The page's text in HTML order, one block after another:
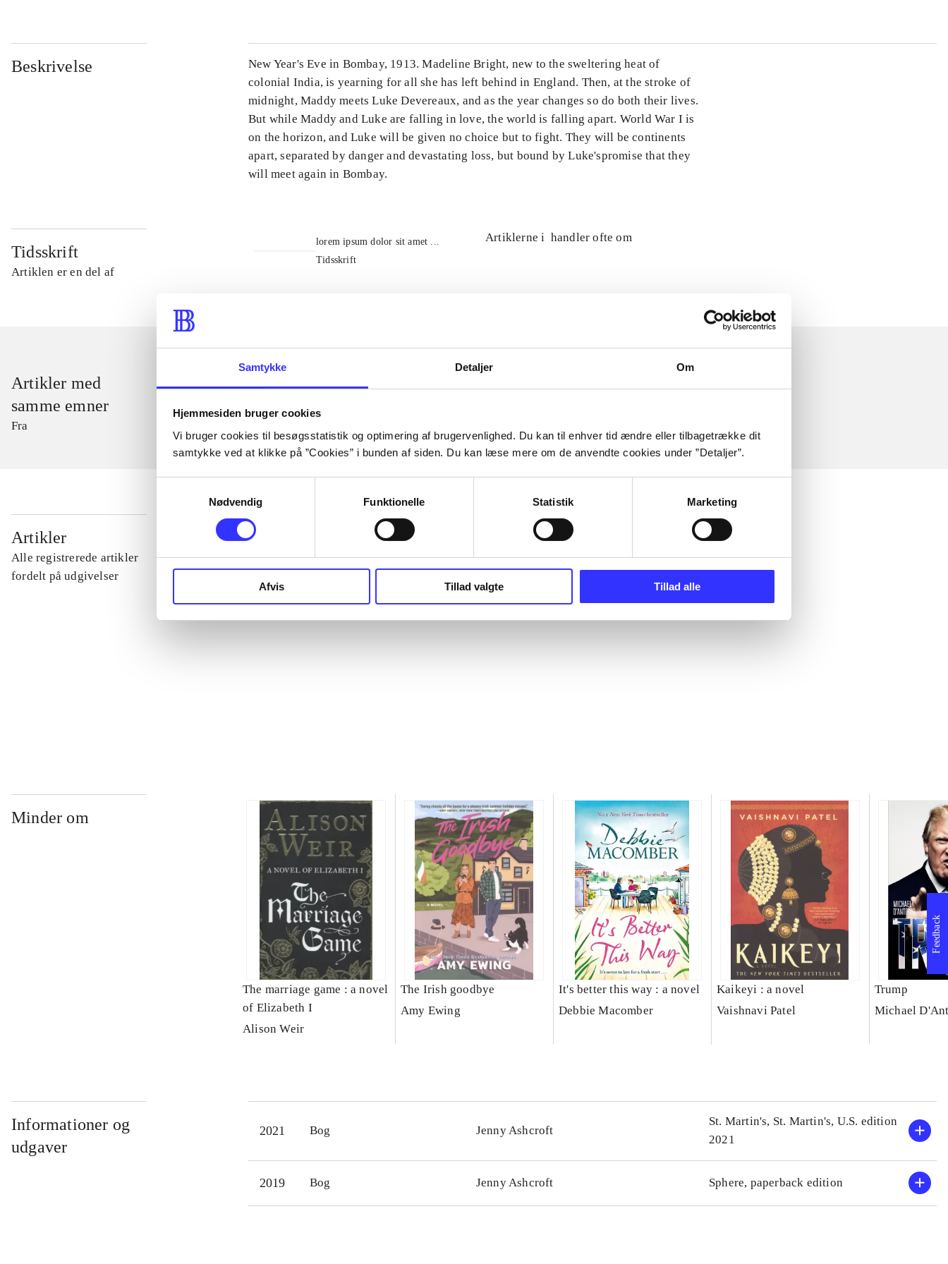
Samtykke Detaljer Om
Hjemmesiden bruger cookies
Vi bruger cookies til besøgsstatistik og optimering af brugervenlighed. Du kan til enhver tid ændre eller tilbagetrække dit
samtykke ved at klikke på ”Cookies” i bunden af siden. Du kan læse mere om de anvendte cookies under ”Detaljer”.
Nødvendig
Funktionelle Statistik Marketing
Afvis Tillad valgte Tillad alle
Beskrivelse
New Year's Eve in Bombay, 1913. Madeline Bright, new to the sweltering heat of
colonial India, is yearning for all she has left behind in England. Then, at the stroke of
midnight, Maddy meets Luke Devereaux, and as the year changes so do both their lives.
But while Maddy and Luke are falling in love, the world is falling apart. World War I is
on the horizon, and Luke will be given no choice but to fight. They will be continents
apart, separated by danger and devastating loss, but bound by Luke'spromise that they
will meet again in Bombay.
Tidsskrift
Artiklen er en del af
lorem ipsum dolor sit amet ...
Tidsskrift
Artiklerne i handler ofte om
Artikler med
samme emner
Fra
Artikler
Alle registrerede artikler
fordelt på udgivelser
...
...
...
Minder om
The marriage game : a novel
of Elizabeth I
Alison Weir
The Irish goodbye
Amy Ewing
It's better this way : a novel
Debbie Macomber
Kaikeyi : a novel
Vaishnavi Patel
Trump
Michael
Informationer og
udgaver
2021 Bog Jenny Ashcroft
St. Martin's, St. Martin's, U.S. edition
2021
2019 Bog Jenny Ashcroft Sphere, paperback edition
Feedback